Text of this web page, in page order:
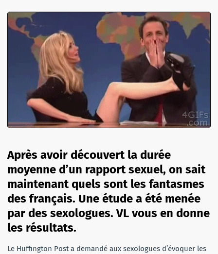
Après avoir découvert la durée
moyenne d’un rapport sexuel, on sait
maintenant quels sont les fantasmes
des français. Une étude a été menée
par des sexologues. VL vous en donne
les résultats.
Le Huffington Post a demandé aux sexologues d’évoquer les